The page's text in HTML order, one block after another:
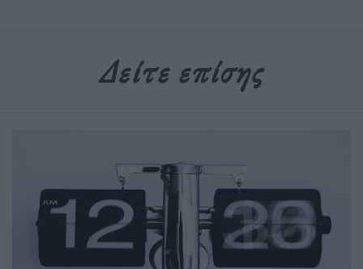
Δείτε επίσης